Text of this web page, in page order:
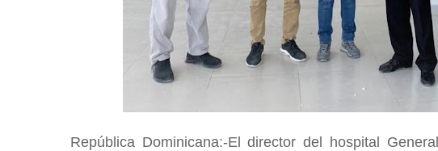
República Dominicana:-El director del hospital